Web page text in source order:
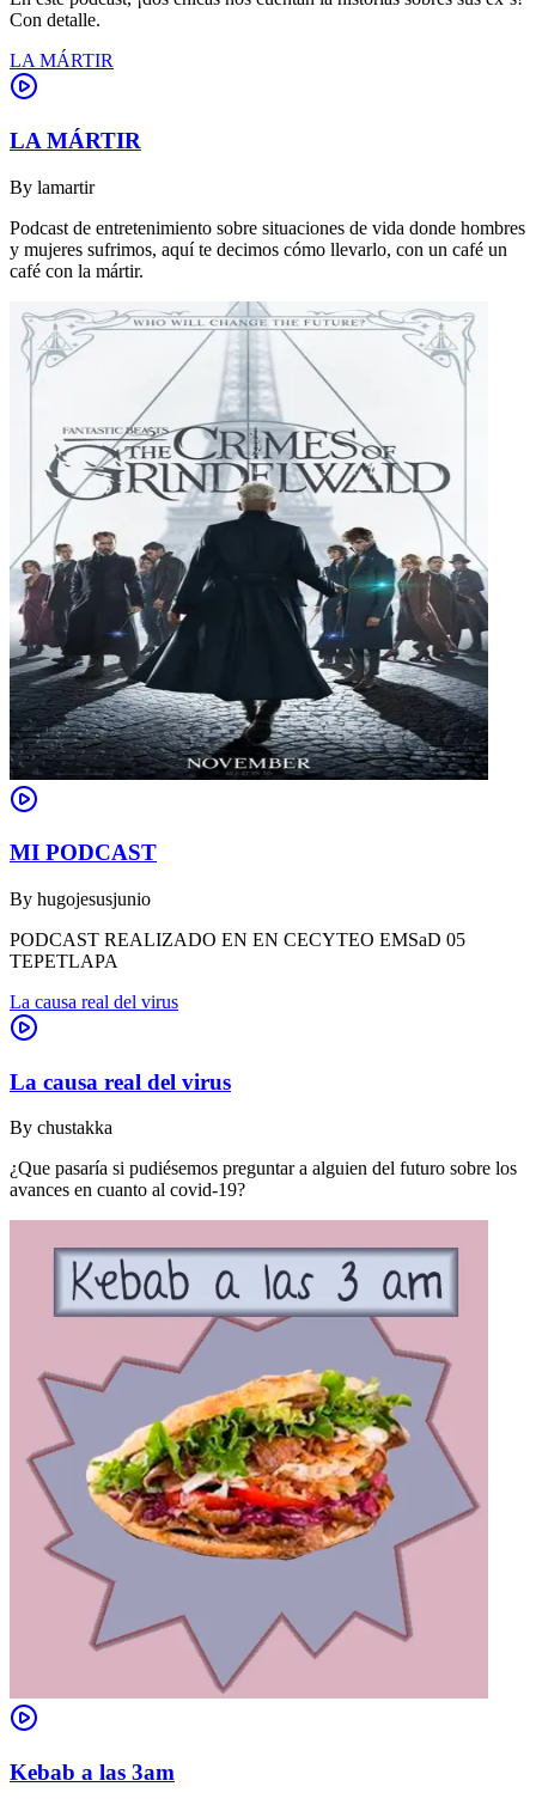
Con detalle.
LA MÁRTIR
LA MÁRTIR
By lamartir
Podcast de entretenimiento sobre situaciones de vida donde hombres
y mujeres sufrimos, aquí te decimos cómo llevarlo, con un café un
café con la mártir.
MI PODCAST
By hugojesusjunio
PODCAST REALIZADO EN EN CECYTEO EMSaD 05
TEPETLAPA
La causa real del virus
La causa real del virus
By chustakka
¿Que pasaría si pudiésemos preguntar a alguien del futuro sobre los
avances en cuanto al covid-19?
Kebab a las 3am